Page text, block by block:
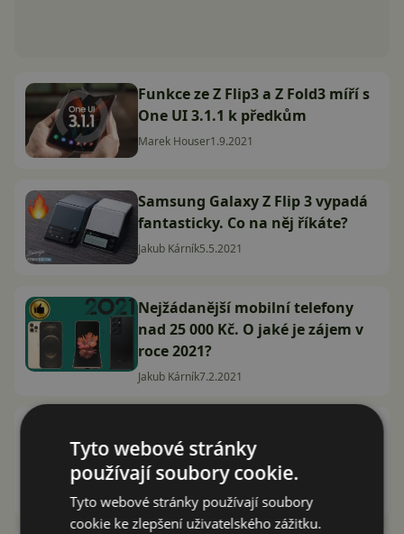
Funkce ze Z Flip3 a Z Fold3 míří s
One UI 3.1.1 k předkům
Marek Houser1.9.2021
Samsung Galaxy Z Flip 3 vypadá
fantasticky. Co na něj říkáte?
Jakub Kárník5.5.2021
Nejžádanější mobilní telefony
nad 25 000 Kč. O jaké je zájem v
roce 2021?
Jakub Kárník7.2.2021
CES 2021 ocenili nejinovativnější
mobily
Marek Houser11.1.2021
Tyto webové stránky
používají soubory cookie.
Tyto webové stránky používají soubory
cookie ke zlepšení uživatelského zážitku.